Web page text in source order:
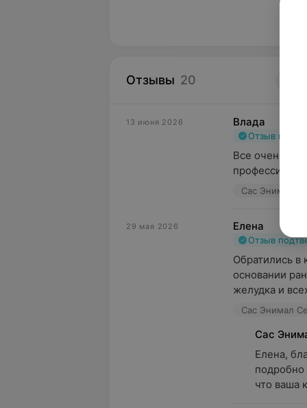
Отзывы 20
13 июня 2026 Влада
Отзыв
Все очень
Сас Энимал
29 мая 2026 Елена
Отзыв
Обратились в
основании
желудка и
Сас Энимал
Сас
Елена,
что ваша